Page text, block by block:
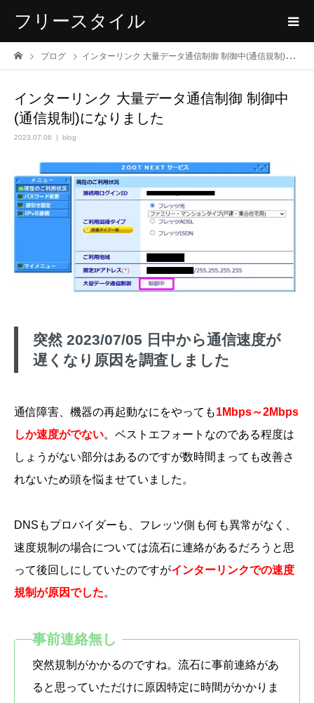
フリースタイル
ブログ インターリンク 大量データ通信制御 制御中(通信規制)になりました
インターリンク 大量データ通信制御 制御中
(通信規制)になりました
2023.07.06 blog
突然 2023/07/05 日中から通信速度が
遅くなり原因を調査しました
通信障害、機器の再起動なにをやっても1Mbps～2Mbps
しか速度がでない。ベストエフォートなのである程度は
しょうがない部分はあるのですが数時間まっても改善さ
れないため頭を悩ませていました。
DNSもプロバイダーも、フレッツ側も何も異常がなく、
速度規制の場合については流石に連絡があるだろうと思
って後回しにしていたのですがインターリンクでの速度
規制が原因でした。
突然規制がかかるのですね。流石に事前連絡があ
ると思っていただけに原因特定に時間がかかりま